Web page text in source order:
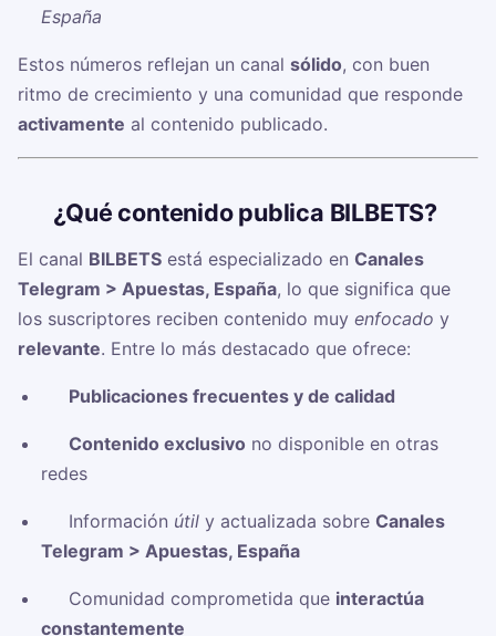
España
Estos números reflejan un canal sólido, con buen
ritmo de crecimiento y una comunidad que responde
activamente al contenido publicado.
¿Qué contenido publica BILBETS?
El canal BILBETS está especializado en Canales
Telegram > Apuestas, España, lo que significa que
los suscriptores reciben contenido muy enfocado y
relevante. Entre lo más destacado que ofrece:
Publicaciones frecuentes y de calidad
Contenido exclusivo no disponible en otras
redes
✅ Información útily actualizada sobre Canales
Telegram > Apuestas, España
✅ Comunidad comprometida que interactúa
constantemente